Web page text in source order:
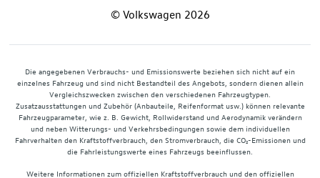
© Volkswagen 2026
Die angegebenen Verbrauchs- und Emissionswerte beziehen sich nicht auf ein
einzelnes Fahrzeug und sind nicht Bestandteil des Angebots, sondern dienen allein
Vergleichszwecken zwischen den verschiedenen Fahrzeugtypen.
Zusatzausstattungen und Zubehör (Anbauteile, Reifenformat usw.) können relevante
Fahrzeugparameter, wie z. B. Gewicht, Rollwiderstand und Aerodynamik verändern
und neben Witterungs- und Verkehrsbedingungen sowie dem individuellen
Fahrverhalten den Kraftstoffverbrauch, den Stromverbrauch, die CO₂-Emissionen und
die Fahrleistungswerte eines Fahrzeugs beeinflussen.
Weitere Informationen zum offiziellen Kraftstoffverbrauch und den offiziellen